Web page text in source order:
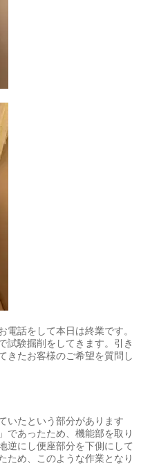
電話をして本日は終業です。
試験掘削をしてきます。引き
きたお客様のご希望を質問し
いたという部分があります
であったため、機能部を取り
逆にし便座部分を下側にして
ため、このような作業となり